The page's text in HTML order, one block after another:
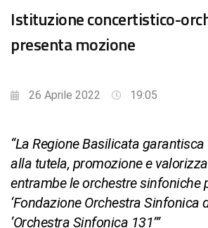
Istituzione concertistico-
presenta mozione
26 Aprile 2022 19:05
“La Regione Basilicata
alla tutela, promozione e
entrambe le orchestre sinfoniche
‘Fondazione Orchestra Sinfonica
‘Orchestra Sinfonica 131’”